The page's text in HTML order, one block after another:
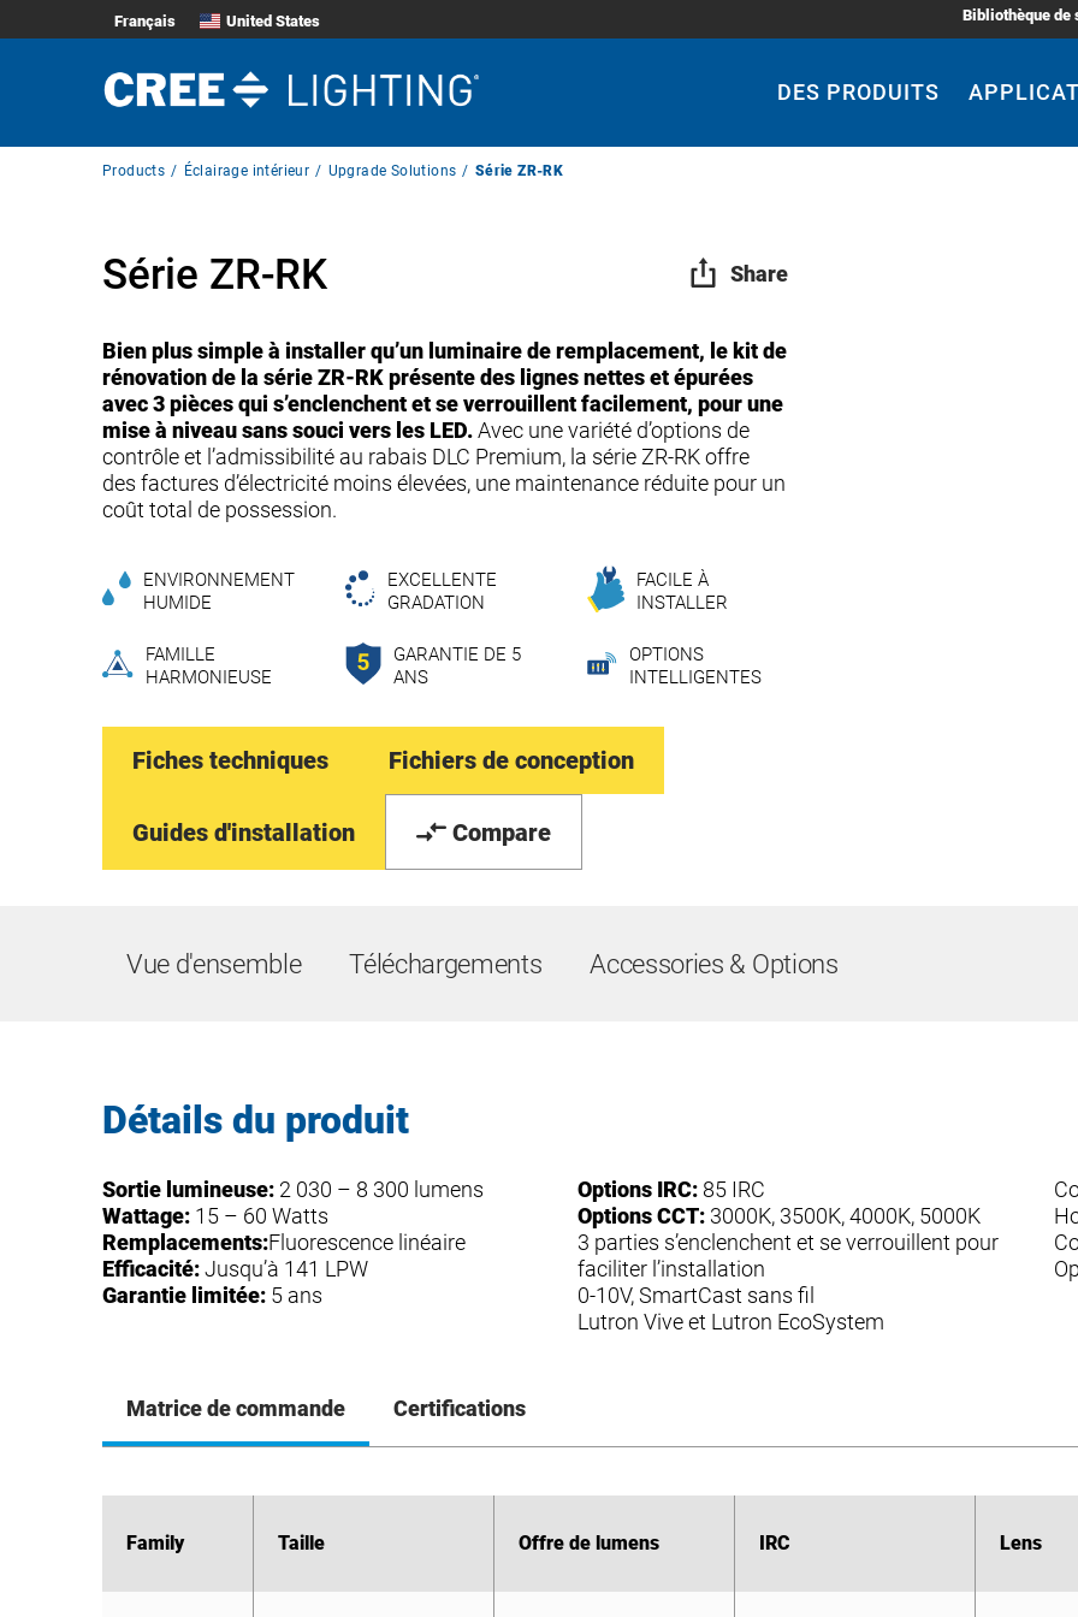
Français United States Bibliothèque
DES PRODUITS
BreadcrumbProducts Éclairage intérieur Upgrade Solutions Série ZR-RK
Série ZR-RK Share
Bien plus simple à installer qu’un luminaire de remplacement, le kit de
rénovation de la série ZR-RK présente des lignes nettes et épurées
avec 3 pièces qui s’enclenchent et se verrouillent facilement, pour une
mise à niveau sans souci vers les LED.Avec une variété d’options de
contrôle et l’admissibilité au rabais DLC Premium, la série ZR-RK offre
des factures d’électricité moins élevées, une maintenance réduite pour un
coût total de possession.
ENVIRONNEMENT
HUMIDE
EXCELLENTE
GRADATION
FACILE À
INSTALLER
FAMILLE
HARMONIEUSE
GARANTIE DE 5
ANS
OPTIONS
INTELLIGENTES
Fiches techniques Fichiers de conception
Guides d'installation Compare
Vue d'ensemble Téléchargements Accessories & Options
Détails du produit
Sortie lumineuse: 2 030 – 8 300 lumens
Wattage: 15 – 60 Watts
Remplacements:Fluorescence linéaire
Efficacité:Jusqu’à 141 LPW
Garantie limitée: 5 ans
Options IRC: 85 IRC
Options CCT: 3000K, 3500K, 4000K, 5000K
3 parties s’enclenchent et se verrouillent pour
faciliter l’installation
0-10V, SmartCast sans fil
Lutron Vive et Lutron EcoSystem
Matrice de commande Certifications
Family Taille Offre de lumens IRC Lens
Family Taille Offre de lumens IRC Lens